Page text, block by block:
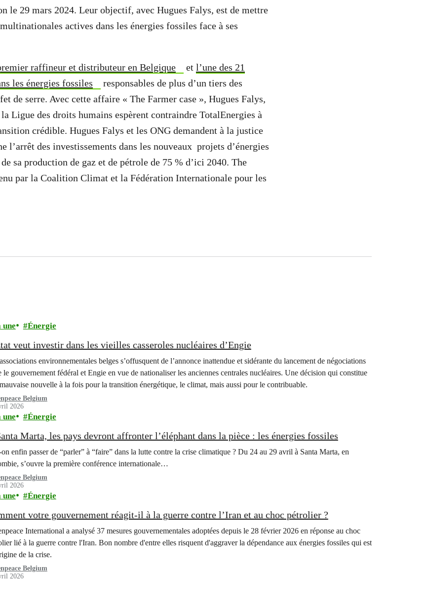
le 29 mars 2024. Leur objectif, avec Hugues Falys, est de mettre
actives dans les énergies fossiles face à ses
raffineur et distributeur en Belgique et l’une des 21
les énergies fossiles
responsables de plus d’un tiers des
de serre. Avec cette affaire « The Farmer case », Hugues Falys,
Ligue des droits humains espèrent contraindre TotalEnergies à
crédible. Hugues Falys et les ONG demandent à la justice
l’arrêt des investissements dans les nouveaux projets d’énergies
sa production de gaz et de pétrole de 75 % d’ici 2040. The
par la Coalition Climat et la Fédération Internationale pour les
une Énergie
veut investir dans les vieilles casseroles nucléaires d’Engie
environnementales belges s’offusquent de l’annonce inattendue et sidérante du lancement de négociations
le gouvernement fédéral et Engie en vue de nationaliser les anciennes centrales nucléaires. Une décision qui constitue
nouvelle à la fois pour la transition énergétique, le climat, mais aussi pour le contribuable.
Belgium
2026
une Énergie
Marta, les pays devront affronter l’éléphant dans la pièce : les énergies fossiles
enfin passer de “parler” à “faire” dans la lutte contre la crise climatique ? Du 24 au 29 avril à Santa Marta, en
s’ouvre la première conférence internationale…
Belgium
2026
une Énergie
votre gouvernement réagit-il à la guerre contre l’Iran et au choc pétrolier ?
International a analysé 37 mesures gouvernementales adoptées depuis le 28 février 2026 en réponse au choc
lié à la guerre contre l'Iran. Bon nombre d'entre elles risquent d'aggraver la dépendance aux énergies fossiles qui est
de la crise.
Belgium
2026